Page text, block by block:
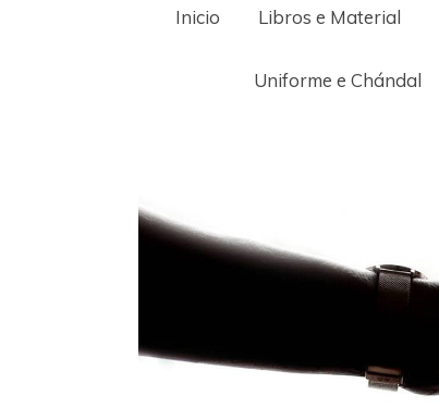
Inicio Libros e Material
Uniforme e Chándal